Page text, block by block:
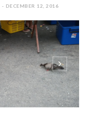
#LOCNUTRI
GOLD)
心路历程
DECEMBER 12, 2016